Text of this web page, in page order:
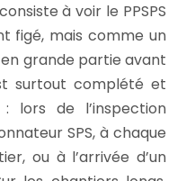
à voir le PPSPS
figé, mais comme un
grande partie avant
surtout complété et
lors de l’inspection
SPS, à chaque
ou à l’arrivée d’un